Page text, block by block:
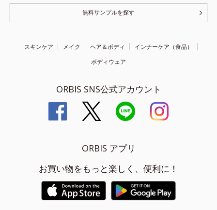
無料サンプルを探す
スキンケア メイク ヘア＆ボディ
インナーケア（食品）
ボディウェア
ORBIS SNS公式アカウント
ORBIS アプリ
お買い物をもっと楽しく、便利に！